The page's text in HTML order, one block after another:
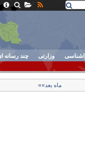
وزارتی چند رسانه
ماه بعد»»